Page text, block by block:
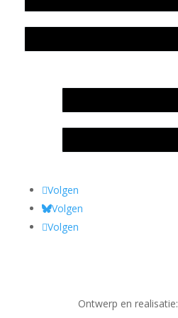
Volgen
Volgen
Volgen
Ontwerp en realisatie: